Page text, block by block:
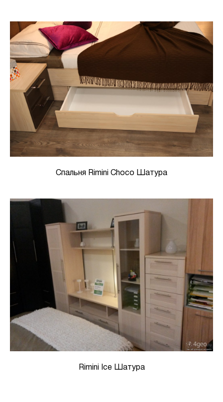
Спальня Rimini Choco Шатура
Rimini Ice Шатура